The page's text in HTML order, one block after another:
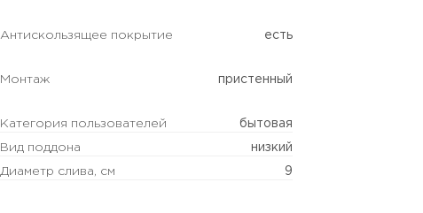
Антискользящее покрытие есть
Монтаж пристенный
Категория пользователей бытовая
Вид поддона низкий
Диаметр слива, см 9